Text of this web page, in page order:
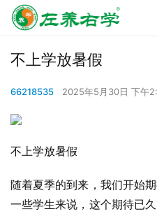
不上学放暑假
66218535 2025年5月30日 下午
不上学放暑假
随着夏季的到来，我们开始
一些学生来说，这个期待已